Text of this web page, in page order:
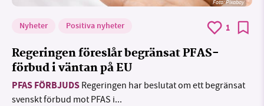
Foto:Pixabay
Nyheter Positiva nyheter 1
Regeringen föreslår begränsat PFAS-
förbud i väntan på EU
PFAS FÖRBJUDS Regeringen har beslutat om ett begränsat
svenskt förbud mot PFAS i...